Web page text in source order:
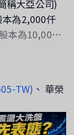
稱大亞公司)
為2,000仟
本為10,000,0
，分為785,2
月12日起在台
TW) 、 華榮